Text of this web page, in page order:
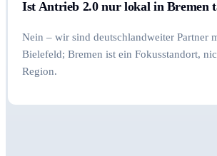
Ist Antrieb 2.0 nur lokal in Bremen
Nein – wir sind deutschlandweiter Partner
Bielefeld; Bremen ist ein Fokusstandort,
Region.